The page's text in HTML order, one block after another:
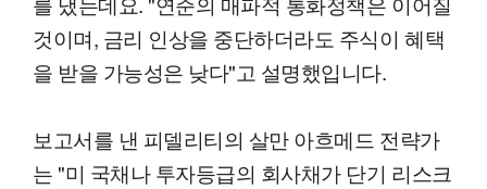
것이며, 금리 인상을 중단하더라도 주식이 혜택
을 받을 가능성은 낮다"고 설명했입니다.
보고서를 낸 피델리티의 살만 아흐메드 전략가
는 "미 국채나 투자등급의 회사채가 단기 리스크